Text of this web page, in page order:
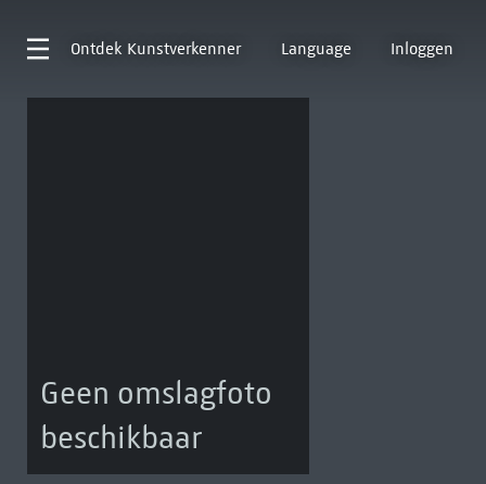
Ontdek Kunstverkenner Language Inloggen
Geen omslagfoto
beschikbaar